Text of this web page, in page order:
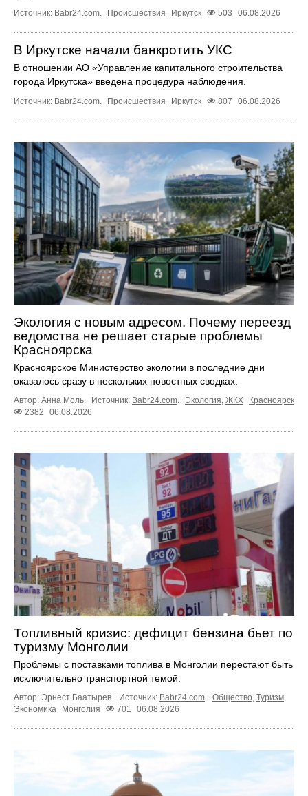
Источник: Babr24.com. Происшествия Иркутск 503 06.08.2026
В Иркутске начали банкротить УКС
В отношении АО «Управление капитального строительства
города Иркутска» введена процедура наблюдения.
Источник: Babr24.com. Происшествия Иркутск 807 06.08.2026
Экология с новым адресом. Почему переезд
ведомства не решает старые проблемы
Красноярска
Красноярское Министерство экологии в последние дни
оказалось сразу в нескольких новостных сводках.
Автор: Анна Моль. Источник: Babr24.com. Экология, ЖКХ
Красноярск
2382
06.08.2026
Топливный кризис: дефицит бензина бьет по
туризму Монголии
Проблемы с поставками топлива в Монголии перестают быть
исключительно транспортной темой.
Автор: Эрнест Баатырев. Источник: Babr24.com. Общество, Туризм,
Экономика
Монголия 701 06.08.2026